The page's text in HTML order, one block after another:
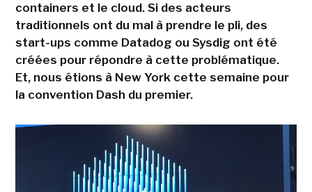
containers et le cloud. Si des acteurs
traditionnels ont du mal à prendre le pli, des
start-ups comme Datadog ou Sysdig ont été
créées pour répondre à cette problématique.
Et, nous étions à New York cette semaine pour
la convention Dash du premier.